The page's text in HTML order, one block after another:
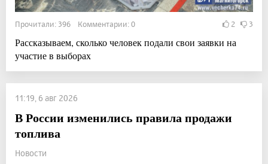
Прочитали: 396 Комментарии: 0 2 3
Рассказываем, сколько человек подали свои заявки на
участие в выборах
11:19, 6 авг 2026
В России изменились правила продажи
топлива
Новости